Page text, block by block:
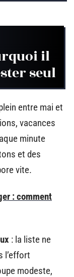
il
seul
entre mai et
vacances
minute
et des
vite.
: comment
: la liste ne
l’effort
modeste,